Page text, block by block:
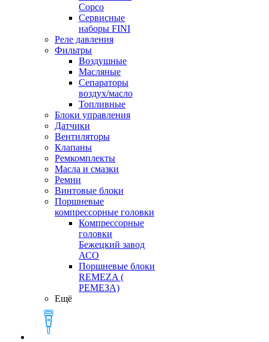
Copco
Сервисные
наборы FINI
Реле давления
Фильтры
Воздушные
Масляные
Сепараторы
воздух/масло
Топливные
Блоки управления
Датчики
Вентиляторы
Клапаны
Ремкомплекты
Масла и смазки
Ремни
Винтовые блоки
Поршневые
компрессорные головки
Компрессорные
головки
Бежецкий завод
АСО
Поршневые блоки
REMEZA (
РЕМЕЗА)
Ещё